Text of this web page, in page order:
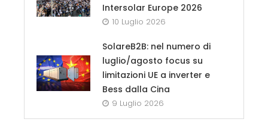
Intersolar Europe 2026
10 Luglio 2026
SolareB2B: nel numero di
luglio/agosto focus su
limitazioni UE a inverter e
Bess dalla Cina
9 Luglio 2026